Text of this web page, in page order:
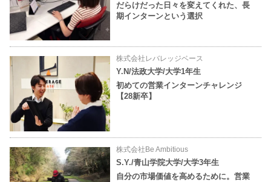
だらけだった日々を変えてくれた、長
期インターンという選択
株式会社レバレッジベース
Y.N/法政大学/大学1年生
初めての営業インターンチャレンジ
【28新卒】
株式会社Be Ambitious
S.Y./青山学院大学/大学3年生
自分の市場価値を高めるために。営業